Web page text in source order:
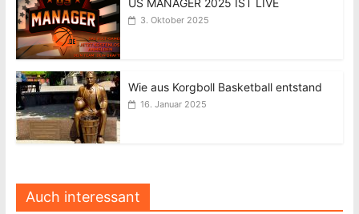
US MANAGER 2025 IST LIVE
3. Oktober 2025
Wie aus Korgboll Basketball entstand
16. Januar 2025
Auch interessant